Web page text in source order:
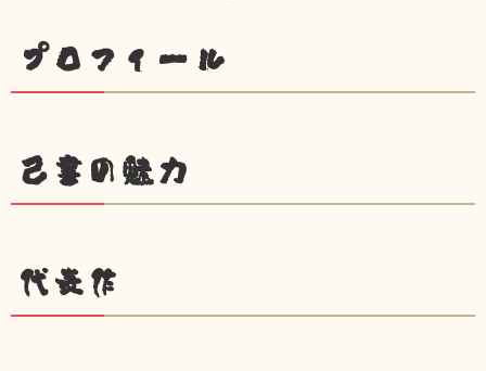
プロフィール
己書の魅力
代表作